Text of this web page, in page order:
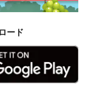
っては残してお
ゴミ処理ルール
ード